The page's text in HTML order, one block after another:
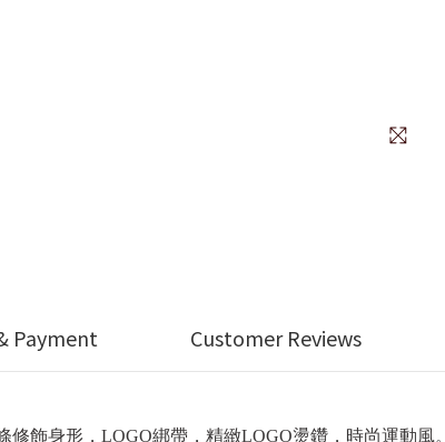
Payment Customer Reviews
飾身形，LOGO綁帶，精緻LOGO燙鑽，時尚運動風。